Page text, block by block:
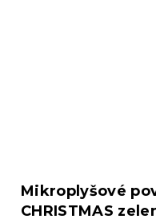
Mikroplyšové
CHRISTMAS